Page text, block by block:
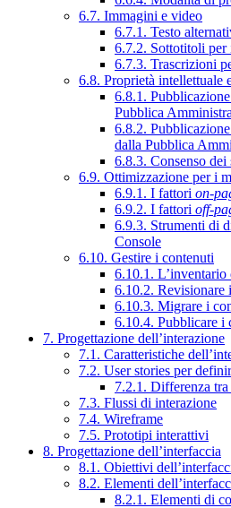
6.7. Immagini e video
6.7.1. Testo
6.7.2. Sottotitoli per
6.7.3. Trascrizioni
6.8. Proprietà intellettuale
6.8.1.
Pubblica
6.8.2.
dalla Pubblica
6.8.3. Consenso
6.9. Ottimizzazione per i
6.9.1. I fattori on-
6.9.2. I fattori off-
6.9.3. Strumenti di
Console
6.10. Gestire i contenuti
6.10.1. L’inventario
6.10.2. Revisionare
6.10.3. Migrare i
6.10.4. Pubblicare i
7. Progettazione dell’interazione
7.1. Caratteristiche
7.2. User stories per
7.2.1. Differenza tra
7.3. Flussi di interazione
7.4. Wireframe
7.5. Prototipi interattivi
8. Progettazione dell’interfaccia
8.1. Obiettivi
8.2. Elementi
8.2.1. Elementi di